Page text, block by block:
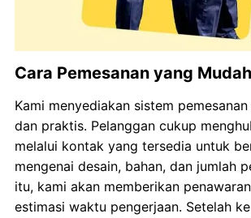
Cara Pemesanan yang Mudah
Kami menyediakan sistem
dan praktis. Pelanggan cukup
melalui kontak yang tersedia untuk
mengenai desain, bahan, dan jumlah
itu, kami akan memberikan
estimasi waktu pengerjaan. Setelah